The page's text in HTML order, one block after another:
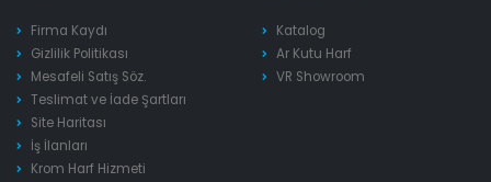
Firma Kaydı
Gizlilik Politikası
Mesafeli Satış Söz.
Teslimat ve İade Şartları
Site Haritası
İş İlanları
Krom Harf Hizmeti
Katalog
Ar Kutu Harf
VR Showroom